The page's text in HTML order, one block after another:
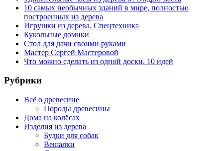
10 самых необычных зданий в мире, полностью
построенных из дерева
Игрушки из дерева. Спецтехника
Кукольные домики
Стол для дачи своими руками
Мастер Сергей Мастеровой
Что можно сделать из одной доски. 10 идей
Рубрики
Всё о древесине
Породы древесины
Дома на колёсах
Изделия из дерева
Будки для собак
Вешалки